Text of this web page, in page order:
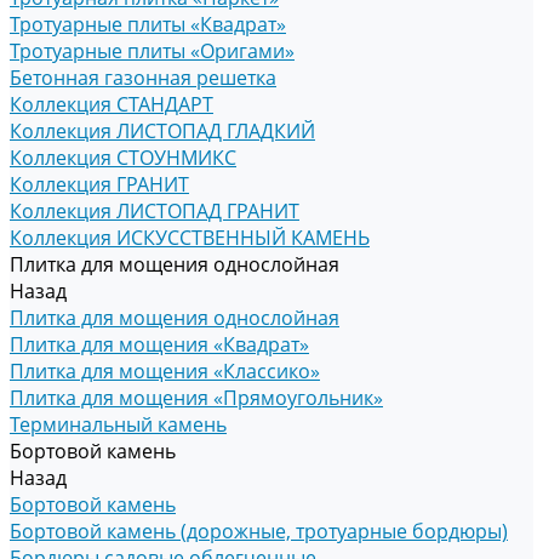
Тротуарные плиты «Квадрат»
Тротуарные плиты «Оригами»
Бетонная газонная решетка
Коллекция СТАНДАРТ
Коллекция ЛИСТОПАД ГЛАДКИЙ
Коллекция СТОУНМИКС
Коллекция ГРАНИТ
Коллекция ЛИСТОПАД ГРАНИТ
Коллекция ИСКУССТВЕННЫЙ КАМЕНЬ
Плитка для мощения однослойная
Назад
Плитка для мощения однослойная
Плитка для мощения «Квадрат»
Плитка для мощения «Классико»
Плитка для мощения «Прямоугольник»
Терминальный камень
Бортовой камень
Назад
Бортовой камень
Бортовой камень (дорожные, тротуарные бордюры)